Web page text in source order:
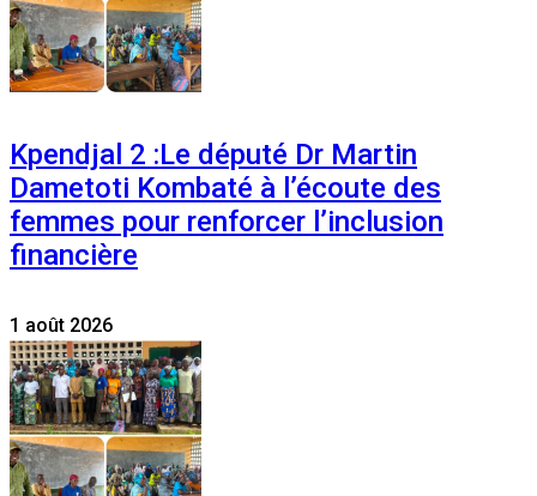
Kpendjal 2 :Le député Dr Martin
Dametoti Kombaté à l’écoute des
femmes pour renforcer l’inclusion
financière
1 août 2026